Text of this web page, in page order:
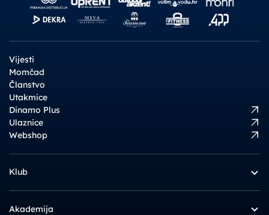
Vijesti
Momčad
Članstvo
Utakmice
Dinamo Plus
Ulaznice
Webshop
Klub
Akademija